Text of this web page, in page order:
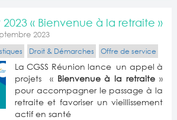
« Bienvenue à la retraite »
2023
Droit & Démarches Offre de service
La CGSS Réunion lance un appel à
projets « Bienvenue à la retraite »
pour accompagner le passage à la
retraite et favoriser un vieillissement
actif en santé